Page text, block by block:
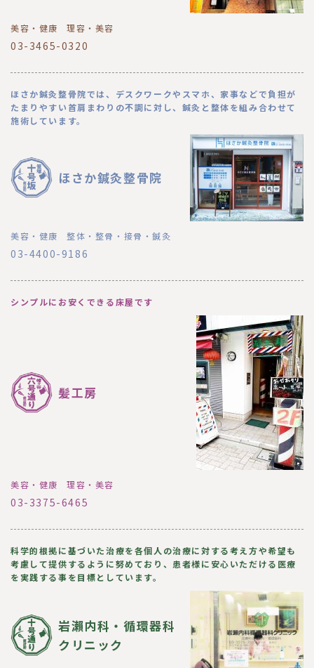
美容・健康 理容・美容
03-3465-0320
ほさか鍼灸整骨院では、デスクワークやスマホ、家事などで負担が
たまりやすい首肩まわりの不調に対し、鍼灸と整体を組み合わせて
施術しています。
ほさか鍼灸整骨院
美容・健康 整体・整骨・接骨・鍼灸
03-4400-9186
シンプルにお安くできる床屋です
髪工房
美容・健康 理容・美容
03-3375-6465
科学的根拠に基づいた治療を各個人の治療に対する考え方や希望も
考慮して提供するように努めており、患者様に安心いただける医療
を実践する事を目標としています。
岩瀨内科・循環器科
クリニック